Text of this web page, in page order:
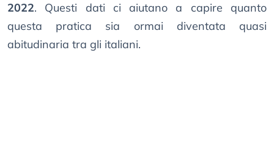
2022. Questi dati ci aiutano a capire quanto
questa pratica sia ormai diventata quasi
abitudinaria tra gli italiani.